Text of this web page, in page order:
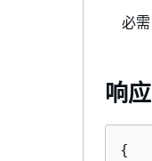
必
响
{